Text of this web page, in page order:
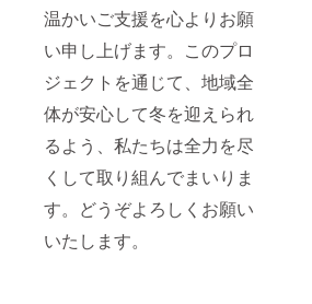
温かいご支援を心よりお願
い申し上げます。このプロ
ジェクトを通じて、地域全
体が安心して冬を迎えられ
るよう、私たちは全力を尽
くして取り組んでまいりま
す。どうぞよろしくお願い
いたします。